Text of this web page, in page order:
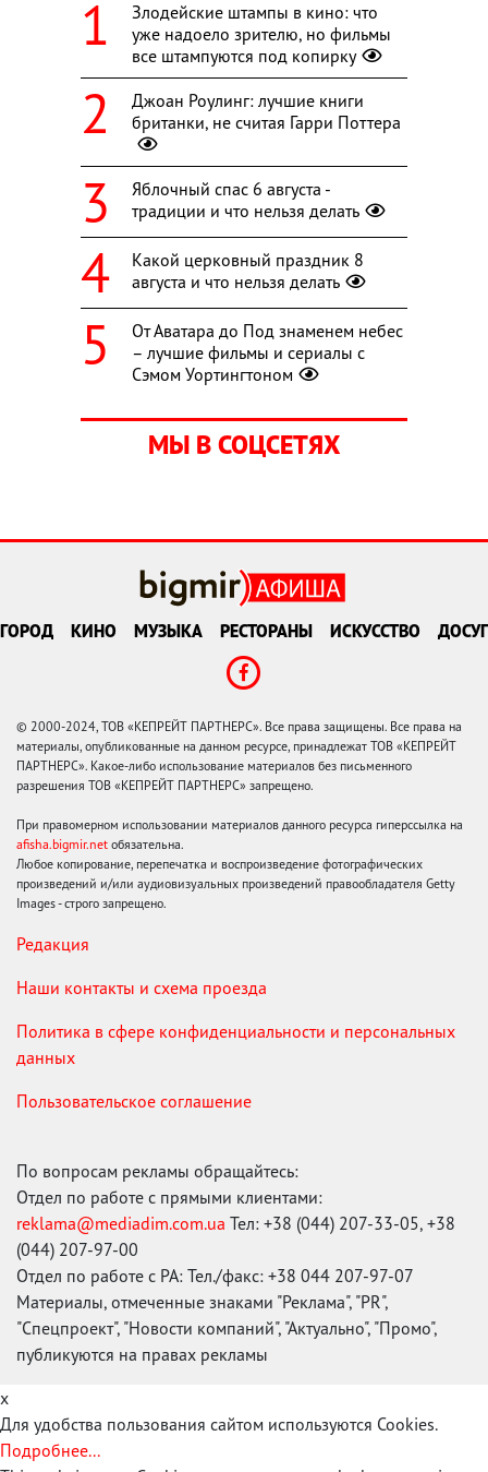
Злодейские штампы в кино: что
уже надоело зрителю, но фильмы
все штампуются под копирку
Джоан Роулинг: лучшие книги
британки, не считая Гарри Поттера
Яблочный спас 6 августа -
традиции и что нельзя делать
Какой церковный праздник 8
августа и что нельзя делать
От Аватара до Под знаменем небес
– лучшие фильмы и сериалы с
Сэмом Уортингтоном
МЫ В СОЦСЕТЯХ
ГОРОД КИНО МУЗЫКА РЕСТОРАНЫ ИСКУССТВО ДОСУГ
© 2000-2024, ТОВ «КЕПРЕЙТ ПАРТНЕРС». Все права защищены. Все права на
материалы, опубликованные на данном ресурсе, принадлежат ТОВ «КЕПРЕЙТ
ПАРТНЕРС». Какое-либо использование материалов без письменного
разрешения ТОВ «КЕПРЕЙТ ПАРТНЕРС» запрещено.
При правомерном использовании материалов данного ресурса гиперссылка на
afisha.bigmir.net обязательна.
Любое копирование, перепечатка и воспроизведение фотографических
произведений и/или аудиовизуальных произведений правообладателя Getty
Images - строго запрещено.
Редакция
Наши контакты и схема проезда
Политика в сфере конфиденциальности и персональных
данных
Пользовательское соглашение
По вопросам рекламы обращайтесь:
Отдел по работе с прямыми клиентами:
reklama@mediadim.com.ua Тел: +38 (044) 207-33-05, +38
(044) 207-97-00
Отдел по работе с РА: Тел./факс: +38 044 207-97-07
Материалы, отмеченные знаками "Реклама", "PR",
"Спецпроект", "Новости компаний", "Актуально", "Промо",
публикуются на правах рекламы
x
Для удобства пользования сайтом используются Cookies.
Подробнее...